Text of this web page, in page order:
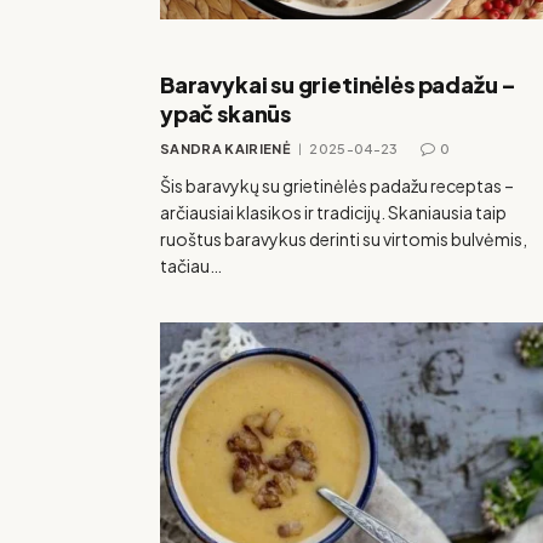
Baravykai su grietinėlės padažu –
ypač skanūs
SANDRA KAIRIENĖ 2025-04-23 0
Šis baravykų su grietinėlės padažu receptas –
arčiausiai klasikos ir tradicijų. Skaniausia taip
ruoštus baravykus derinti su virtomis bulvėmis,
tačiau…